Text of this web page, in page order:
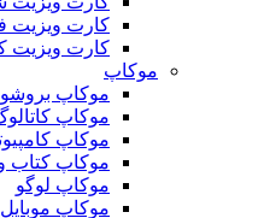
کارت ویزیت
کارت ویزیت
موکاپ
موکاپ
موکاپ
موکاپ
موکاپ کتاب و
موکاپ لوگو
موکاپ موبایل